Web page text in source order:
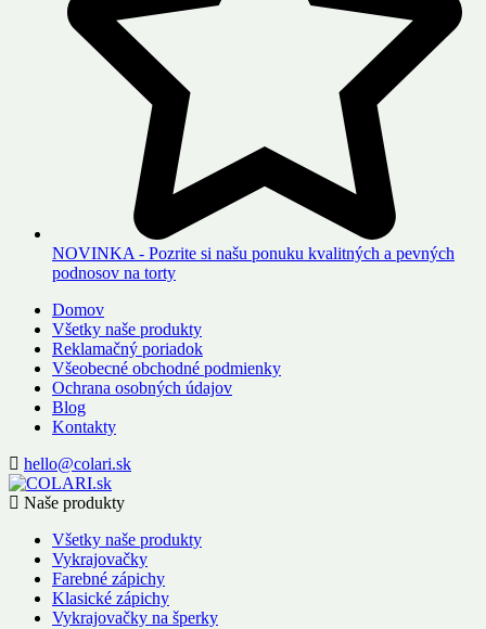
NOVINKA - Pozrite si našu ponuku kvalitných a pevných
podnosov na torty
Domov
Všetky naše produkty
Reklamačný poriadok
Všeobecné obchodné podmienky
Ochrana osobných údajov
Blog
Kontakty
hello@colari.sk
Naše produkty
Všetky naše produkty
Vykrajovačky
Farebné zápichy
Klasické zápichy
Vykrajovačky na šperky